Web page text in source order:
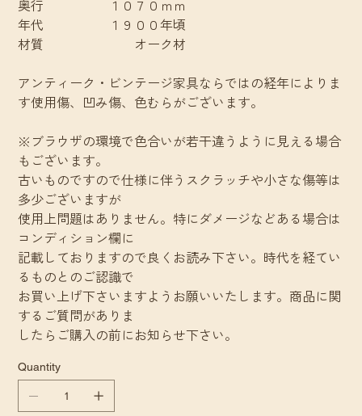
奥行 １０７０ｍｍ
年代 １９００年頃
材質 オーク材
アンティーク・ビンテージ家具ならではの経年によりま
す使用傷、凹み傷、色むらがございます。
※ブラウザの環境で色合いが若干違うように見える場合
もございます。
古いものですので仕様に伴うスクラッチや小さな傷等は
多少ございますが
使用上問題はありません。特にダメージなどある場合は
コンディション欄に
記載しておりますので良くお読み下さい。時代を経てい
るものとのご認識で
お買い上げ下さいますようお願いいたします。商品に関
するご質問がありま
したらご購入の前にお知らせ下さい。
Quantity